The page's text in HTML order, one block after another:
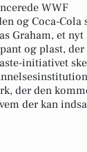
WWF
og Coca-Cola
Graham, et
og plast,
initiativet
der den
der kan